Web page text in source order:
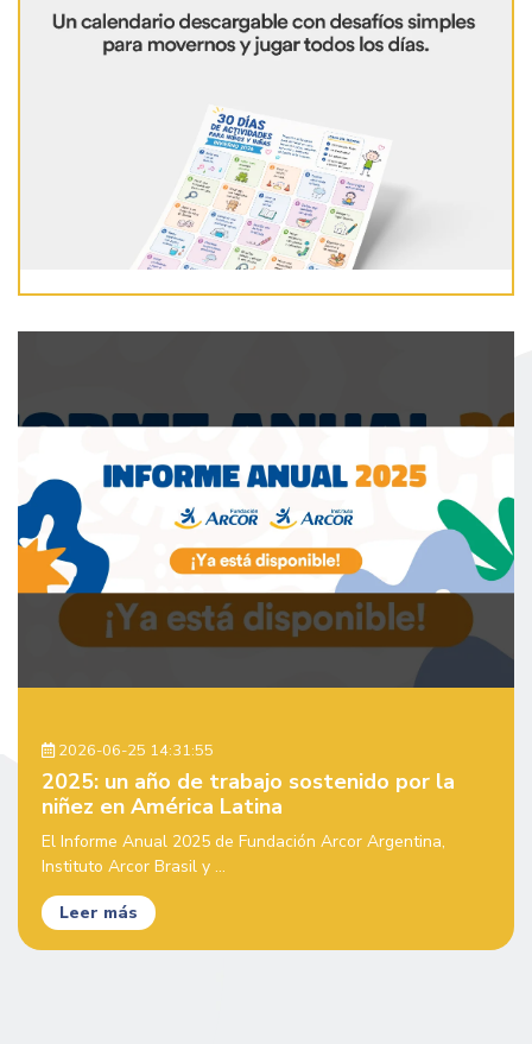
2026-06-25 14:31:55
2025: un año de trabajo sostenido por la
niñez en América Latina
El Informe Anual 2025 de Fundación Arcor Argentina,
Instituto Arcor Brasil y ...
Leer más